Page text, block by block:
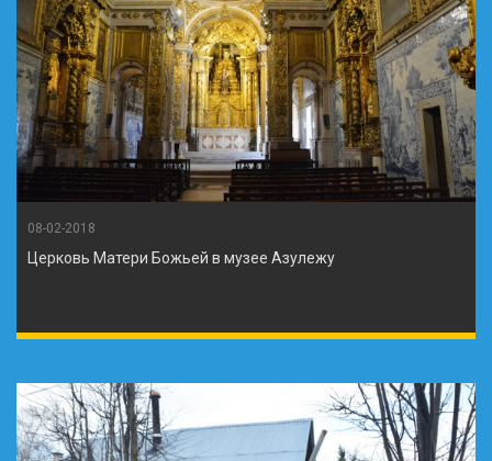
08-02-2018
Церковь Матери Божьей в музее Азулежу